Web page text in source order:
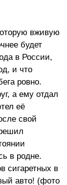
вживую
будет
в России,
и что
ровно.
а ему отдал
её
свой
в родне.
сигаретных в
авто! (фото